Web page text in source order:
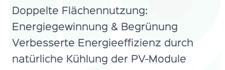
Doppelte Flächennutzung:
Energiegewinnung & Begrünung
Verbesserte Energieeffizienz durch
natürliche Kühlung der PV-Module